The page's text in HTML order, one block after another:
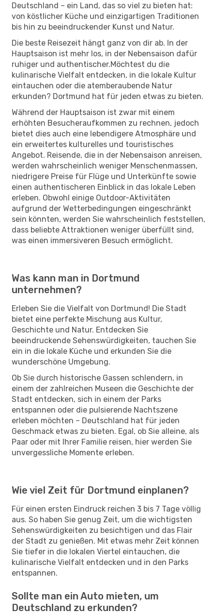
Deutschland – ein Land, das so viel zu bieten hat:
von köstlicher Küche und einzigartigen Traditionen
bis hin zu beeindruckender Kunst und Natur.
Die beste Reisezeit hängt ganz von dir ab. In der
Hauptsaison ist mehr los, in der Nebensaison dafür
ruhiger und authentischer.Möchtest du die
kulinarische Vielfalt entdecken, in die lokale Kultur
eintauchen oder die atemberaubende Natur
erkunden? Dortmund hat für jeden etwas zu bieten.
Während der Hauptsaison ist zwar mit einem
erhöhten Besucheraufkommen zu rechnen, jedoch
bietet dies auch eine lebendigere Atmosphäre und
ein erweitertes kulturelles und touristisches
Angebot. Reisende, die in der Nebensaison anreisen,
werden wahrscheinlich weniger Menschenmassen,
niedrigere Preise für Flüge und Unterkünfte sowie
einen authentischeren Einblick in das lokale Leben
erleben. Obwohl einige Outdoor-Aktivitäten
aufgrund der Wetterbedingungen eingeschränkt
sein könnten, werden Sie wahrscheinlich feststellen,
dass beliebte Attraktionen weniger überfüllt sind,
was einen immersiveren Besuch ermöglicht.
Was kann man in Dortmund
unternehmen?
Erleben Sie die Vielfalt von Dortmund! Die Stadt
bietet eine perfekte Mischung aus Kultur,
Geschichte und Natur. Entdecken Sie
beeindruckende Sehenswürdigkeiten, tauchen Sie
ein in die lokale Küche und erkunden Sie die
wunderschöne Umgebung.
Ob Sie durch historische Gassen schlendern, in
einem der zahlreichen Museen die Geschichte der
Stadt entdecken, sich in einem der Parks
entspannen oder die pulsierende Nachtszene
erleben möchten – Deutschland hat für jeden
Geschmack etwas zu bieten. Egal, ob Sie alleine, als
Paar oder mit Ihrer Familie reisen, hier werden Sie
unvergessliche Momente erleben.
Wie viel Zeit für Dortmund einplanen?
Für einen ersten Eindruck reichen 3 bis 7 Tage völlig
aus. So haben Sie genug Zeit, um die wichtigsten
Sehenswürdigkeiten zu besichtigen und das Flair
der Stadt zu genießen. Mit etwas mehr Zeit können
Sie tiefer in die lokalen Viertel eintauchen, die
kulinarische Vielfalt entdecken und in den Parks
entspannen.
Sollte man ein Auto mieten, um
Deutschland zu erkunden?